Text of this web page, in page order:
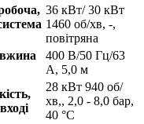
36 кВт/ 30 кВт
1460 об/хв, -,
повітряна
400 В/50 Гц/63
A, 5,0 м
28 кВт 940 об/
хв,, 2,0 - 8,0 бар,
40 °C